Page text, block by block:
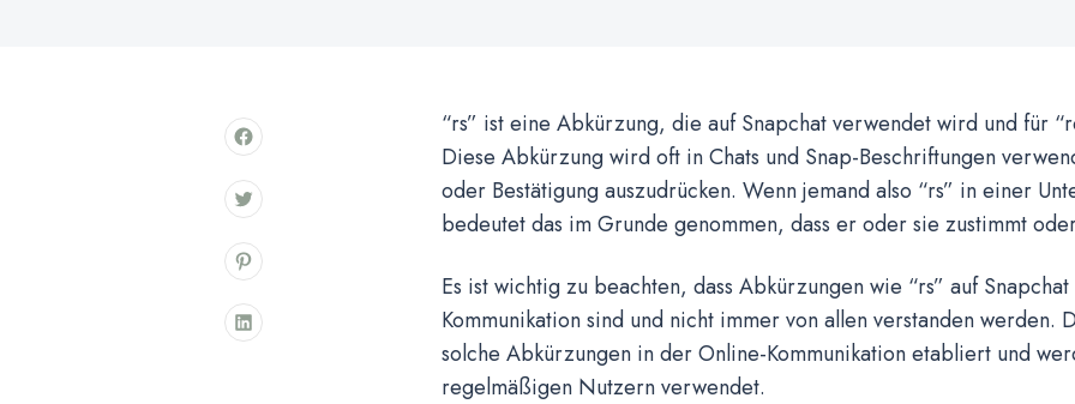
“rs” ist eine Abkürzung, die auf Snapchat verwendet wird und für
Diese Abkürzung wird oft in Chats und Snap-Beschriftungen
oder Bestätigung auszudrücken. Wenn jemand also “rs” in einer
bedeutet das im Grunde genommen, dass er oder sie zustimmt
Es ist wichtig zu beachten, dass Abkürzungen wie “rs” auf
Kommunikation sind und nicht immer von allen verstanden werden.
solche Abkürzungen in der Online-Kommunikation etabliert und
regelmäßigen Nutzern verwendet.